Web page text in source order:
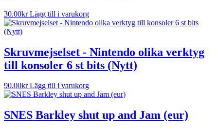
30.00kr Lägg till i varukorg
Skruvmejselset - Nintendo olika verktyg
till konsoler 6 st bits (Nytt)
90.00kr Lägg till i varukorg
SNES Barkley shut up and Jam (eur)